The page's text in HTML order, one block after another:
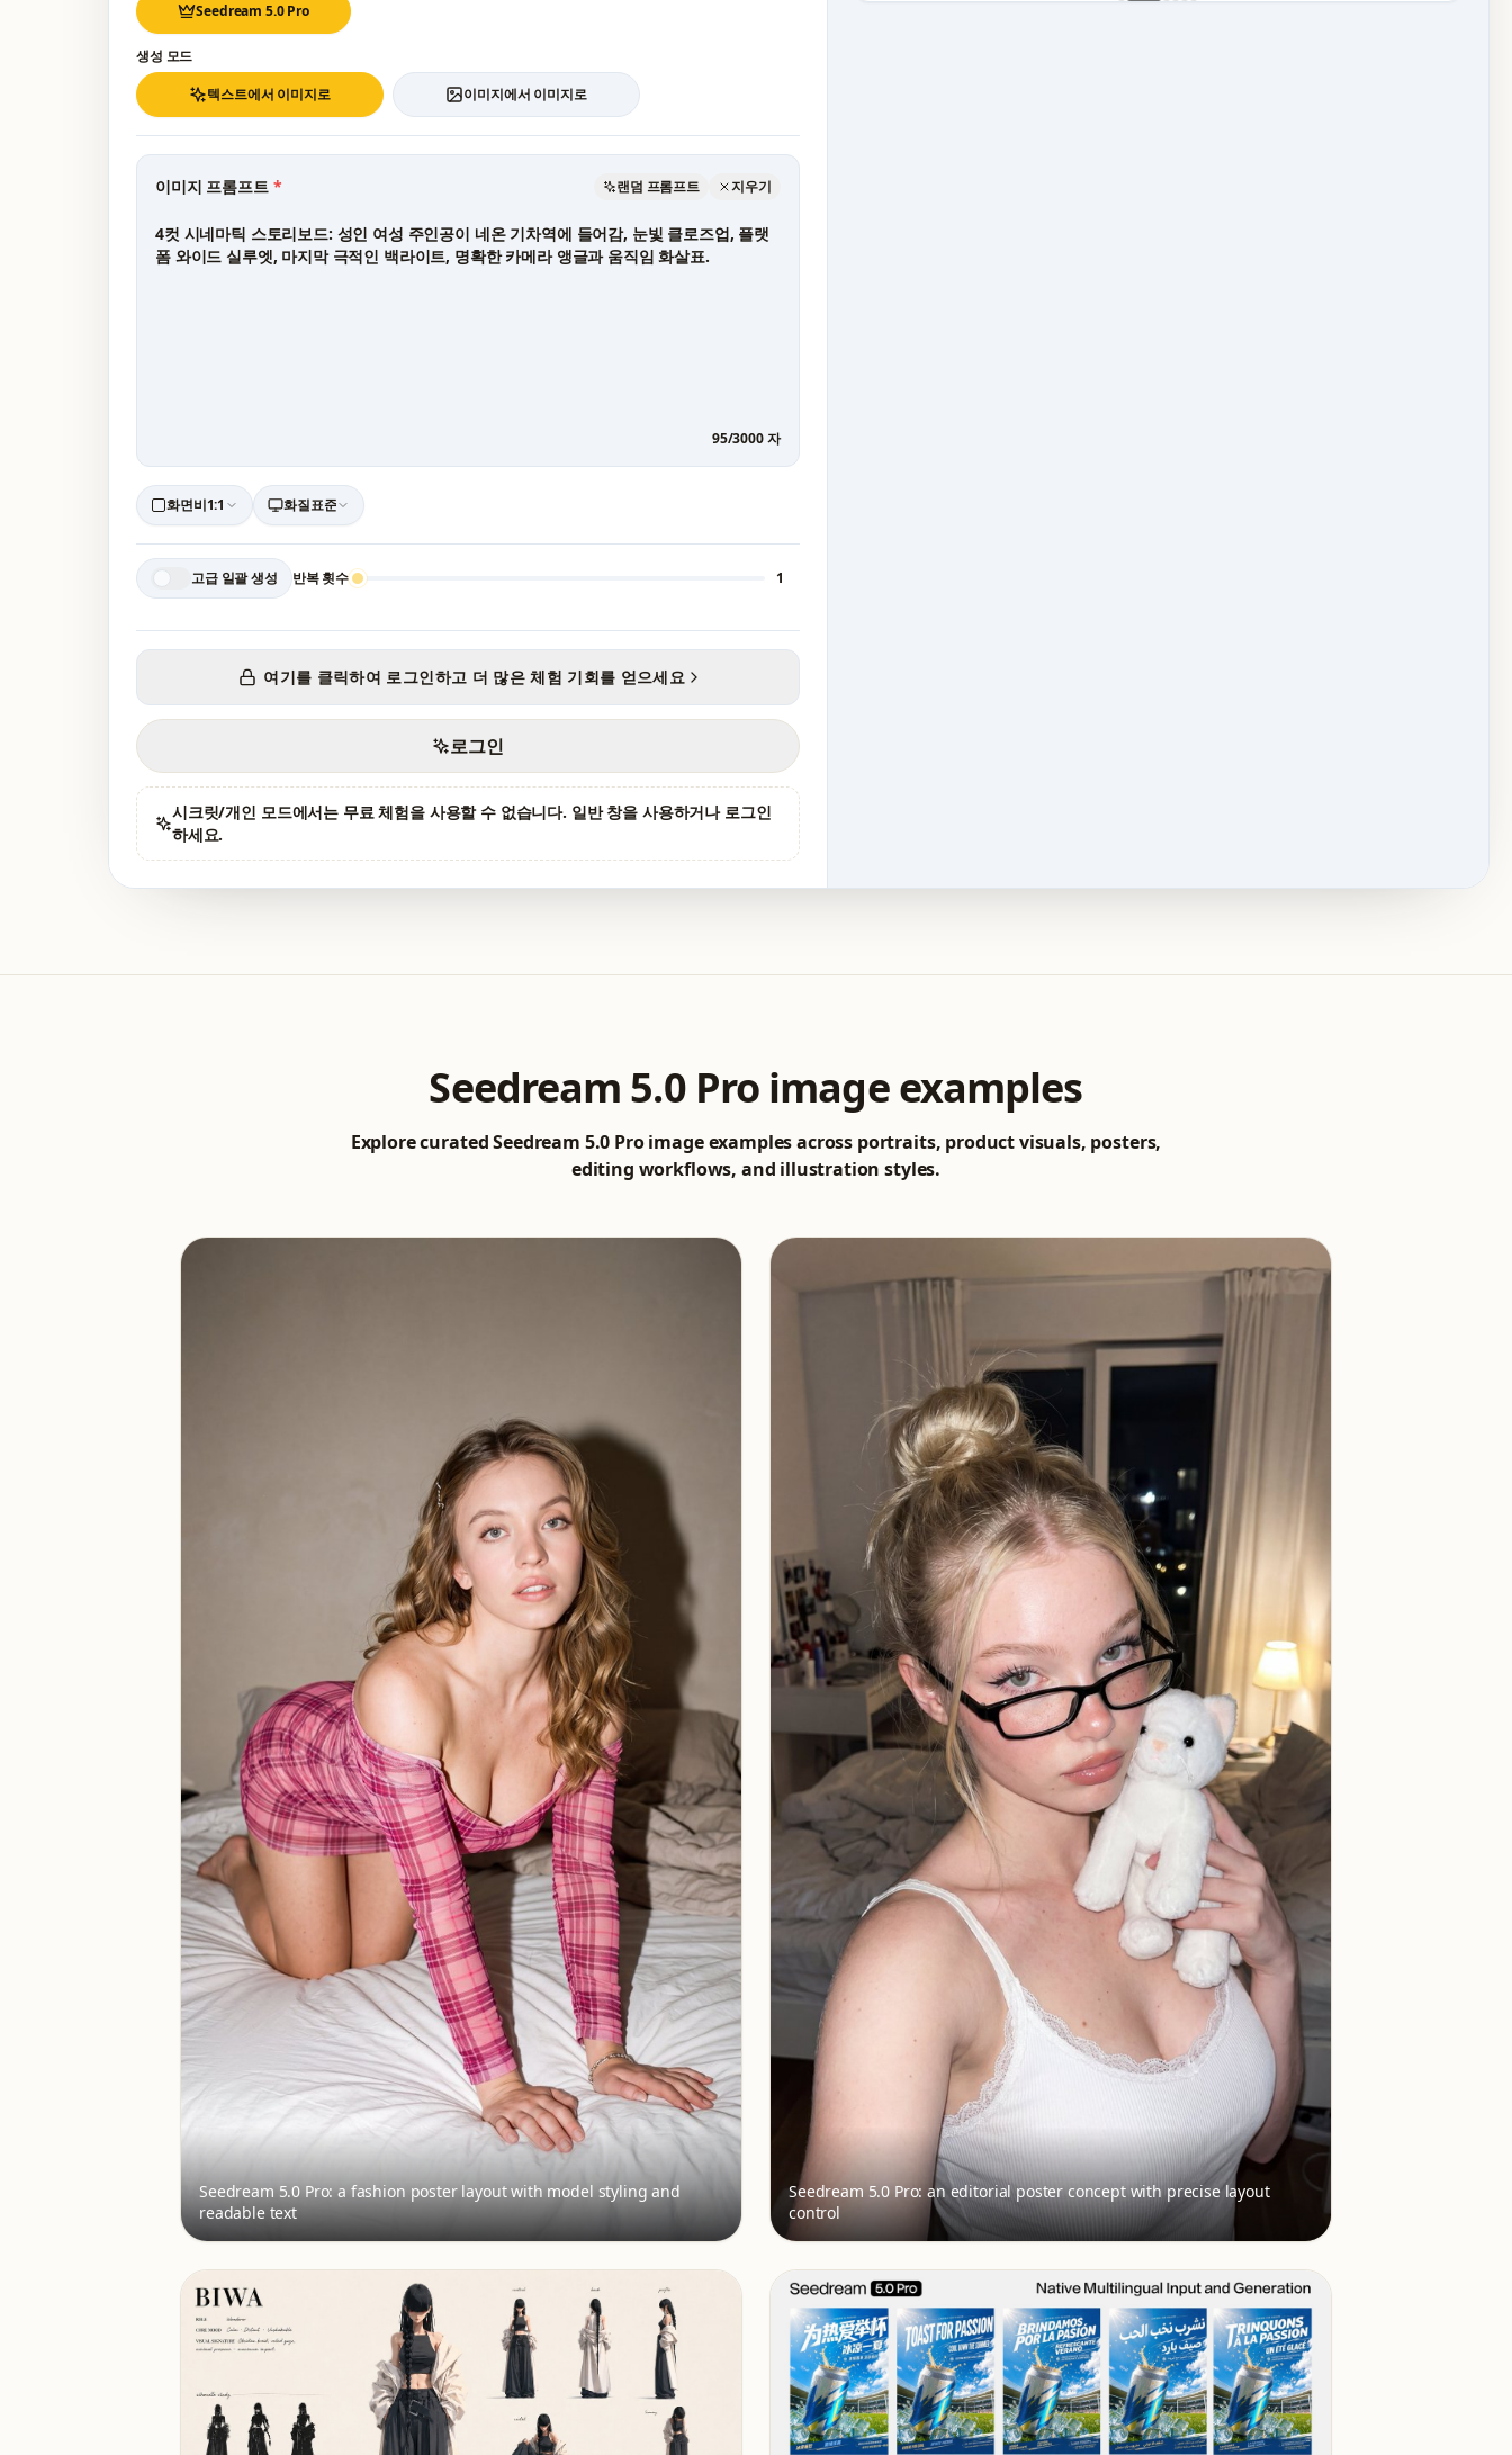
Seedream 5.0 Pro
생성 모드
텍스트에서 이미지로
이미지에서 이미지로
이미지 프롬프트 * 랜덤 프롬프트 지우기
95/3000자
화면비1:1 화질표준
고급 일괄 생성 반복 횟수 1
여기를 클릭하여 로그인하고 더 많은 체험 기회를 얻으세요
로그인
시크릿/개인 모드에서는 무료 체험을 사용할 수 없습니다. 일반 창을 사용하거나 로그인
하세요.
Seedream 5.0 Pro image examples
Explore curated Seedream 5.0 Pro image examples across portraits, product visuals, posters,
editing workflows, and illustration styles.
Seedream 5.0 Pro: a fashion poster layout with model styling and
readable text
Seedream 5.0 Pro: an editorial poster concept with precise layout
control